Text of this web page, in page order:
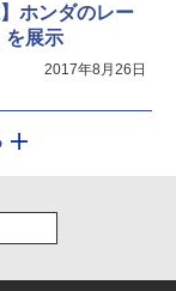
ホンダのレー
を展示
2017年8月26日